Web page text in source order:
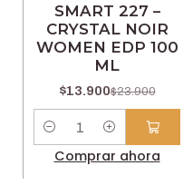
SMART 227 –
CRYSTAL NOIR
WOMEN EDP 100
ML
$13.900$23.900
Comprar ahora